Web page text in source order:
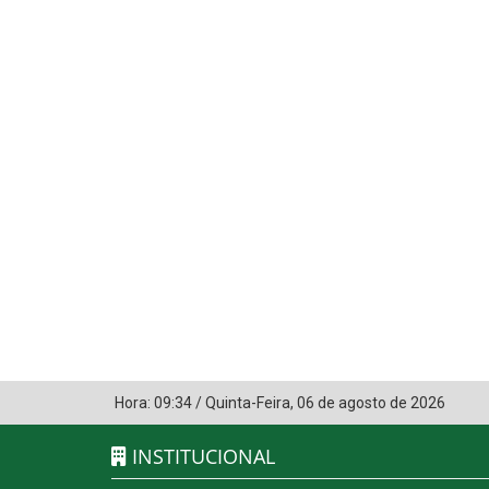
Hora: 09:34/Quinta-Feira, 06 de agosto de 2026
INSTITUCIONAL